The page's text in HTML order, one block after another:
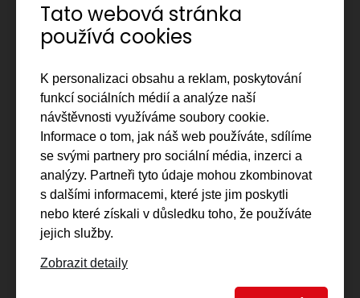
O společnosti
Regionální dráhy
Vlečky
Kontakty
Interní sekce
Tato webová stránka
používá cookies
K personalizaci obsahu a reklam, poskytování
funkcí sociálních médií a analýze naší
návštěvnosti využíváme soubory cookie.
Informace o tom, jak náš web používáte, sdílíme
se svými partnery pro sociální média, inzerci a
analýzy. Partneři tyto údaje mohou zkombinovat
s dalšími informacemi, které jste jim poskytli
nebo které získali v důsledku toho, že používáte
jejich služby.
Zobrazit detaily